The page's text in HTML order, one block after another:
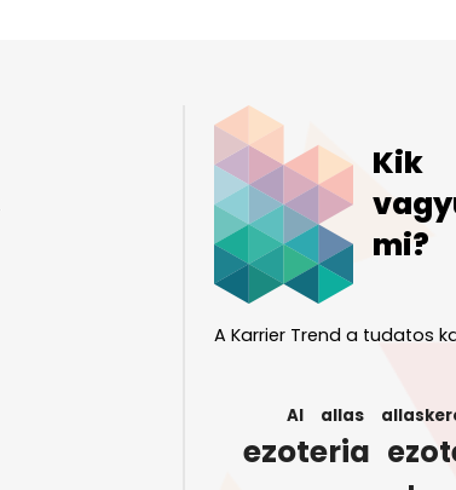
Kik
mi?
A Karrier Trend a tudatos
AI allas
ezoteria